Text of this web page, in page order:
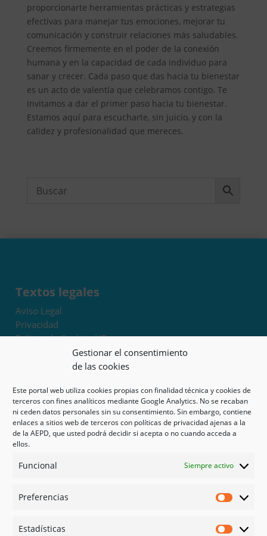
Gestionar el consentimiento
de las cookies
Este portal web utiliza cookies propias con finalidad técnica y cookies de
terceros con fines analíticos mediante Google Analytics. No se recaban
ni ceden datos personales sin su consentimiento. Sin embargo, contiene
enlaces a sitios web de terceros con políticas de privacidad ajenas a la
de la AEPD, que usted podrá decidir si acepta o no cuando acceda a
ellos.
Funcional Siempre activo
Preferencias
Estadísticas
proporcionarte herramientas prácticas y estrategias
efectivas para manejar tus emociones, mejorar tu
comunicación y construir relaciones más saludables.
Creemos firmemente en el poder de la conexión
humana y en la capacidad de cada individuo para
sanar y crecer. Cada paso que das hacia tu bienestar
es un acto de valentía que celebramos contigo. Te
invitamos a dar el primer paso hacia tu bienestar.
Estamos aquí para escucharte, sin juicio, y con la
calidez y profesionalidad que mereces.
Textos legales
Aviso Legal
Privacidad
Política de Cookies UE
Términos y condiciones
Exoneración de responsabilidad
Mapa del sitio
Mi cuenta
Tienda
Psicología en Murcia
Guías
Redes sociales
Instagram